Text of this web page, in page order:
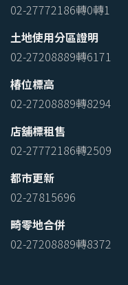
02-27772186轉0轉1
土地使用分區證明
02-27208889轉6171
椿位標高
02-27208889轉8294
店舖標租售
02-27772186轉2509
都市更新
02-27815696
畸零地合併
02-27208889轉8372